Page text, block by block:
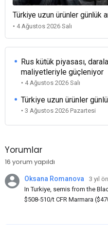
Türkiye uzun ürünler günlük
• 4 Ağustos 2026 Salı
Rus kütük piyasası,
maliyetleriyle güçleniyor
• 4 Ağustos 2026 Salı
Türkiye uzun ürünler
• 3 Ağustos 2026 Pazartesi
Yorumlar
16 yorum yapıldı
Oksana Romanova
3 yıl
In Turkiye, semis from the
$508-510/t CFR Marmara